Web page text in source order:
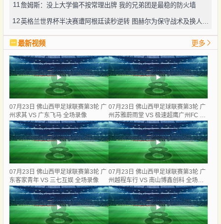
11詹姆斯：没上大学偏不按常理出牌 我的兄弟团是最稳的防火墙
12
最新视频 更多
07月23日 佛山西甲足球联赛第3轮 广
州求其 VS 广东飞马 全场录像
07月23日 佛山西甲足球联赛第3轮 广
州苏雅蔚雨堂 VS 极速超鹰广州FC 全
场录像
07月23日 佛山西甲足球联赛第3轮 广
东客家青年 VS 三七互娱 全场录像
07月23日 佛山西甲足球联赛第3轮 广
州越程车行 VS 南山博鑫创科 全场录
像